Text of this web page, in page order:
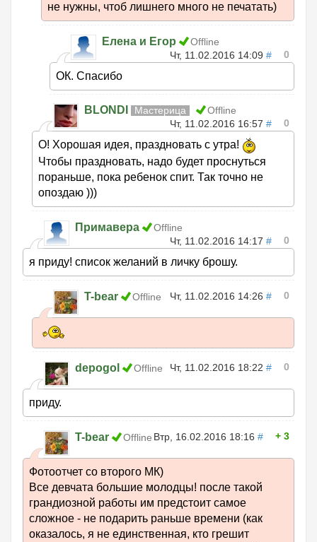
не нужны, чтоб лишнего много не печатать)
Елена и Егор
Offline
Чт, 11.02.2016 14:09 # 0
ОК. Спасибо
BLONDI Мастерица
Offline
Чт, 11.02.2016 16:57 # 0
О! Хорошая идея, праздновать с утра!
Чтобы праздновать, надо будет проснуться
пораньше, пока ребенок спит. Так точно не
опоздаю )))
Примавера
Offline
Чт, 11.02.2016 14:17 # 0
я приду! список желаний в личку брошу.
T-bear Offline Чт, 11.02.2016 14:26 # 0
depogol Offline Чт, 11.02.2016 18:22 # 0
приду.
T-bear Offline Втр, 16.02.2016 18:16 # 3
Фотоотчет со второго МК)
Все девчата большие молодцы! после такой
грандиозной работы им предстоит самое
сложное - не подарить раньше времени (как
оказалось, я не единственная, кто грешит